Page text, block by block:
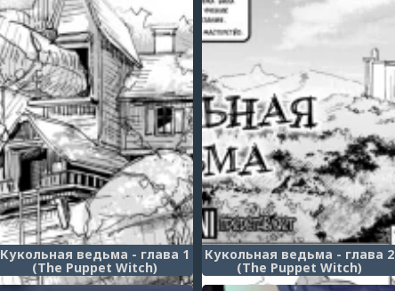
Кукольная ведьма - глава 1
(The Puppet Witch)
Кукольная ведьма - глава 2
(The Puppet Witch)